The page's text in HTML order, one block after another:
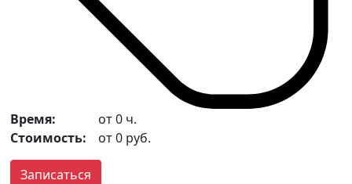
Время:
Стоимость:
от0ч.
от0руб.
Записаться